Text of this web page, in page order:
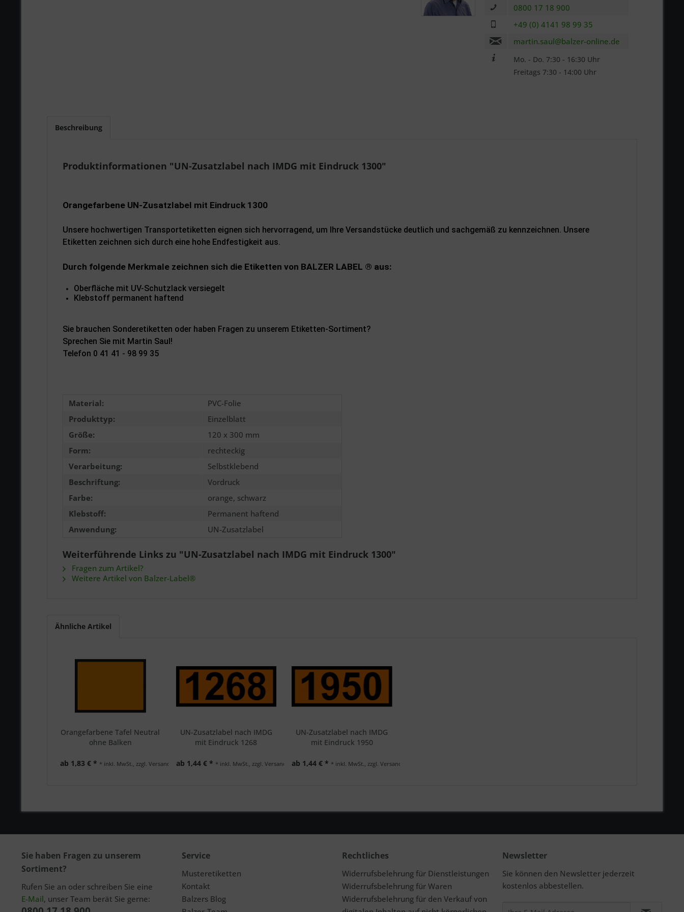
0800 17 18 900
+49 (0) 4141 98 99 35
martin.saul@balzer-online.de
Mo. - Do. 7:30 - 16:30 Uhr
Freitags 7:30 - 14:00 Uhr
Beschreibung
Produktinformationen "UN-Zusatzlabel nach IMDG mit Eindruck 1300"
Orangefarbene UN-Zusatzlabel mit Eindruck 1300
Unsere hochwertigen Transportetiketten eignen sich hervorragend, um Ihre Versandstücke deutlich und sachgemäß zu kennzeichnen. Unsere
Etiketten zeichnen sich durch eine hohe Endfestigkeit aus.
Durch folgende Merkmale zeichnen sich die Etiketten von BALZER LABEL ® aus:
Oberfläche mit UV-Schutzlack versiegelt
Klebstoff permanent haftend
Sie brauchen Sonderetiketten oder haben Fragen zu unserem Etiketten-Sortiment?
Sprechen Sie mit Martin Saul!
Telefon 0 41 41 - 98 99 35
Material:
PVC-Folie
Produkttyp:
Einzelblatt
Größe:
120 x 300 mm
Form:
rechteckig
Verarbeitung:
Selbstklebend
Beschriftung:
Vordruck
Farbe:
orange, schwarz
Klebstoff:
Permanent haftend
Anwendung:
UN-Zusatzlabel
Weiterführende Links zu "UN-Zusatzlabel nach IMDG mit Eindruck 1300"
Fragen zum Artikel?
Weitere Artikel von Balzer-Label®
Ähnliche Artikel
Orangefarbene Tafel Neutral
ohne Balken
ab 1,83 € * * inkl. MwSt., zzgl. Versand
UN-Zusatzlabel nach IMDG
mit Eindruck 1268
ab 1,44 € * * inkl. MwSt., zzgl. Versand
UN-Zusatzlabel nach IMDG
mit Eindruck 1950
ab 1,44 € * * inkl. MwSt., zzgl. Versand
Sie haben Fragen zu unserem
Sortiment?
Rufen Sie an oder schreiben Sie eine
E-Mail, unser Team berät Sie gerne:
Service
Musteretiketten
Kontakt
Balzers Blog
Rechtliches
Widerrufsbelehrung für Dienstleistungen
Widerrufsbelehrung für Waren
Widerrufsbelehrung für den Verkauf von
Newsletter
Sie können den Newsletter jederzeit
kostenlos abbestellen.